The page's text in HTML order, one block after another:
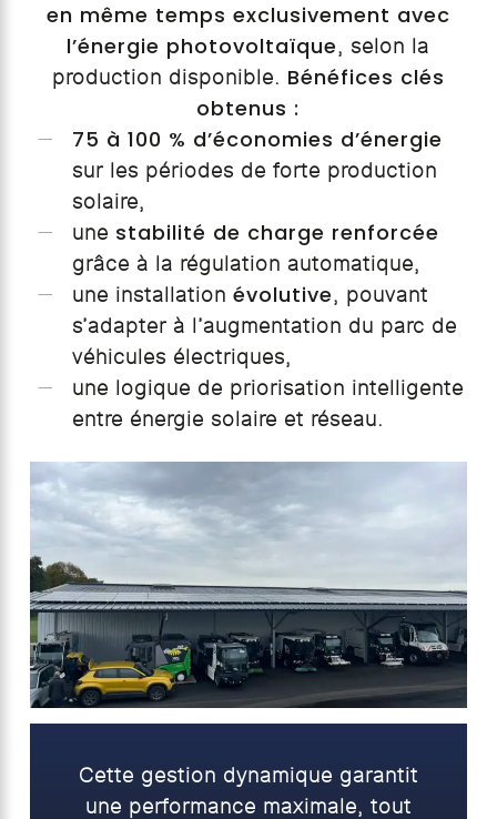
en même temps exclusivement avec
l’énergie photovoltaïque, selon la
production disponible. Bénéfices clés
obtenus :
75 à 100 % d’économies d’énergie
sur les périodes de forte production
solaire,
une stabilité de charge renforcée
grâce à la régulation automatique,
une installation évolutive, pouvant
s’adapter à l’augmentation du parc de
véhicules électriques,
une logique de priorisation intelligente
entre énergie solaire et réseau.
Cette gestion dynamique garantit
une performance maximale, tout